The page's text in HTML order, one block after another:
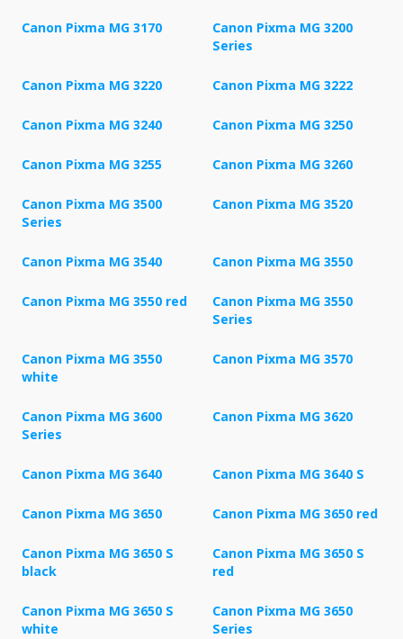
Canon Pixma MG 3170
Canon Pixma MG 3200
Series
Canon Pixma MG 3220 Canon Pixma MG 3222
Canon Pixma MG 3240 Canon Pixma MG 3250
Canon Pixma MG 3255 Canon Pixma MG 3260
Canon Pixma MG 3500
Series
Canon Pixma MG 3520
Canon Pixma MG 3540 Canon Pixma MG 3550
Canon Pixma MG 3550 red
Canon Pixma MG 3550
Series
Canon Pixma MG 3550
white
Canon Pixma MG 3570
Canon Pixma MG 3600
Series
Canon Pixma MG 3620
Canon Pixma MG 3640 Canon Pixma MG 3640 S
Canon Pixma MG 3650 Canon Pixma MG 3650 red
Canon Pixma MG 3650 S
black
Canon Pixma MG 3650 S
red
Canon Pixma MG 3650 S
white
Canon Pixma MG 3650
Series